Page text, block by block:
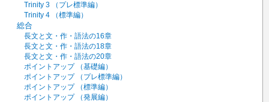
Trinity 3 （プレ標準編）
Trinity 4 （標準編）
総合
長文と文・作・語法の16章
長文と文・作・語法の18章
長文と文・作・語法の20章
ポイントアップ （基礎編）
ポイントアップ （プレ標準編）
ポイントアップ （標準編）
ポイントアップ （発展編）